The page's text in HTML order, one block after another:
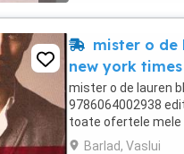
mister o de
new york
mister o de lauren
9786064002938
toate ofertele mele
Barlad, Vaslui